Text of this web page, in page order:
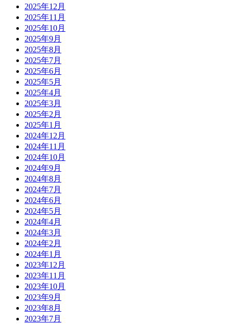
2025年12月
2025年11月
2025年10月
2025年9月
2025年8月
2025年7月
2025年6月
2025年5月
2025年4月
2025年3月
2025年2月
2025年1月
2024年12月
2024年11月
2024年10月
2024年9月
2024年8月
2024年7月
2024年6月
2024年5月
2024年4月
2024年3月
2024年2月
2024年1月
2023年12月
2023年11月
2023年10月
2023年9月
2023年8月
2023年7月